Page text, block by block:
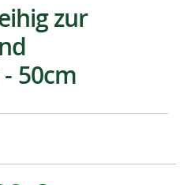
zur
50cm